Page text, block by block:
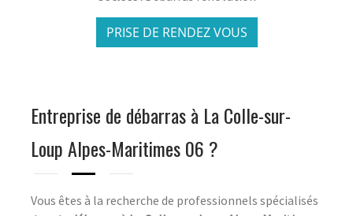
PRISE DE RENDEZ VOUS
Entreprise de débarras à La Colle-sur-
Loup Alpes-Maritimes 06 ?
Vous êtes à la recherche de professionnels spécialisés